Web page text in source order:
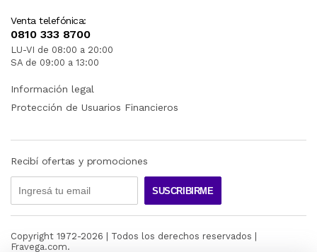
Venta telefónica:
0810 333 8700
LU-VI de 08:00 a 20:00
SA de 09:00 a 13:00
Información legal
Protección de Usuarios Financieros
Recibí ofertas y promociones
SUSCRIBIRME
Copyright 1972-2026 | Todos los derechos reservados |
Fravega.com.